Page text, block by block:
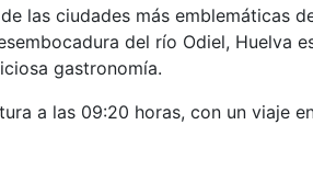
las ciudades más emblemáticas
del río Odiel, Huelva
gastronomía.
a las 09:20 horas, con un viaje